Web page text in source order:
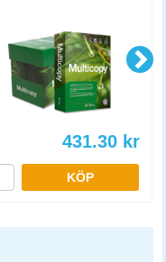
431.30 kr
KÖP